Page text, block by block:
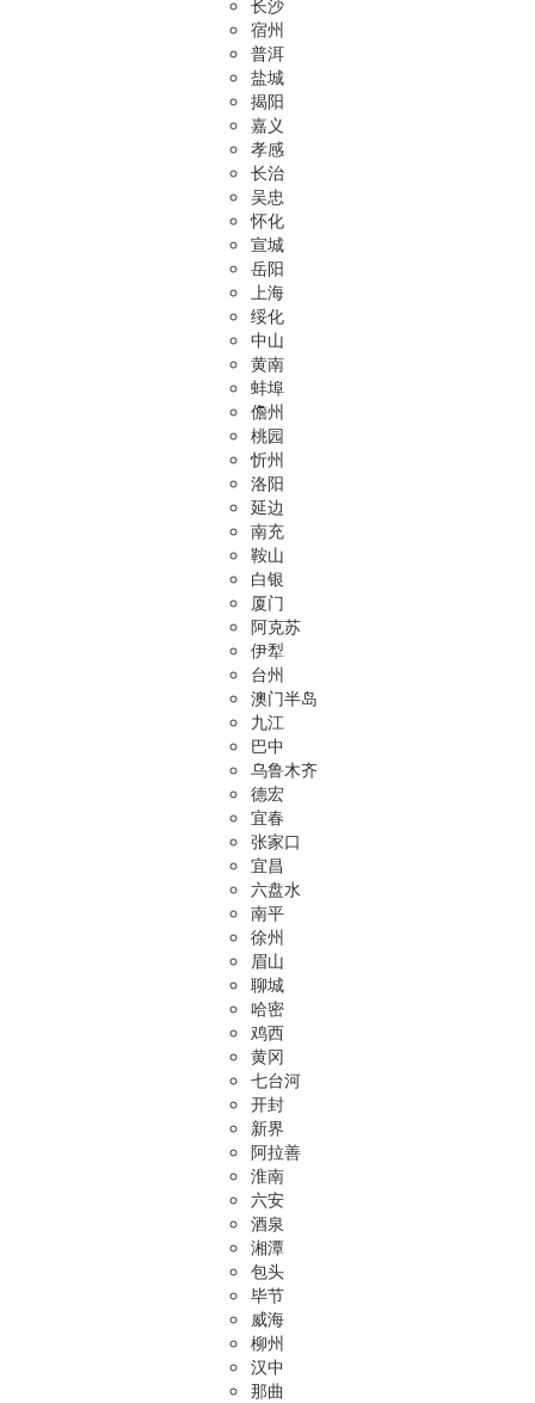
长沙
宿州
普洱
盐城
揭阳
嘉义
孝感
长治
吴忠
怀化
宣城
岳阳
上海
绥化
中山
黄南
蚌埠
儋州
桃园
忻州
洛阳
延边
南充
鞍山
白银
厦门
阿克苏
伊犁
台州
澳门半岛
九江
巴中
乌鲁木齐
德宏
宜春
张家口
宜昌
六盘水
南平
徐州
眉山
聊城
哈密
鸡西
黄冈
七台河
开封
新界
阿拉善
淮南
六安
酒泉
湘潭
包头
毕节
威海
柳州
汉中
那曲